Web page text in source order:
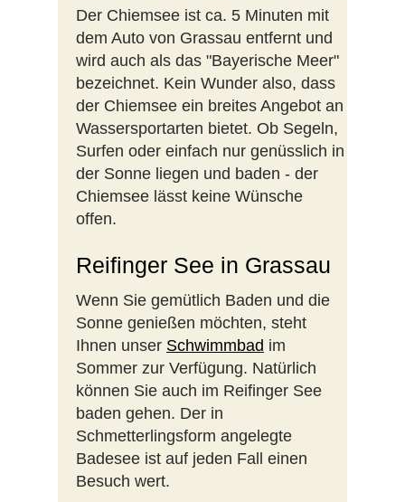
Der Chiemsee ist ca. 5 Minuten mit
dem Auto von Grassau entfernt und
wird auch als das "Bayerische Meer"
bezeichnet. Kein Wunder also, dass
der Chiemsee ein breites Angebot an
Wassersportarten bietet. Ob Segeln,
Surfen oder einfach nur genüsslich in
der Sonne liegen und baden - der
Chiemsee lässt keine Wünsche
offen.
Reifinger See in Grassau
Wenn Sie gemütlich Baden und die
Sonne genießen möchten, steht
Ihnen unser Schwimmbad im
Sommer zur Verfügung. Natürlich
können Sie auch im Reifinger See
baden gehen. Der in
Schmetterlingsform angelegte
Badesee ist auf jeden Fall einen
Besuch wert.